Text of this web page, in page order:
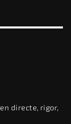
directe, rigor,